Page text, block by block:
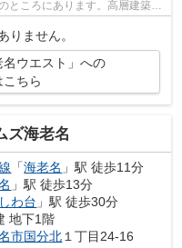
ところにあります。高層建築が
りません。
名ウエスト」への
ちら
ズ海老名
「海老名 」駅 徒歩11分
」駅 徒歩13分
わ台 」駅 徒歩30分
地下1階
市国分北 １丁目24-16